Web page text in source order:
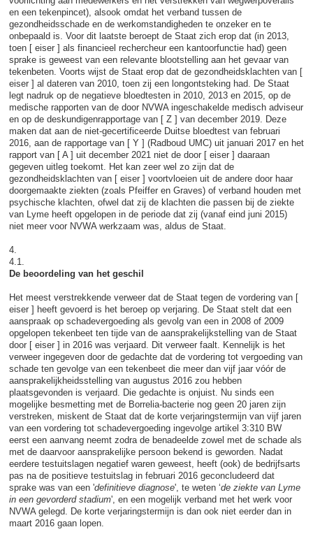
en een tekenpincet), alsook omdat het verband tussen de
gezondheidsschade en de werkomstandigheden te onzeker en te
onbepaald is. Voor dit laatste beroept de Staat zich erop dat (in 2013,
toen [ eiser ] als financieel rechercheur een kantoorfunctie had) geen
sprake is geweest van een relevante blootstelling aan het gevaar van
tekenbeten. Voorts wijst de Staat erop dat de gezondheidsklachten van [
eiser ] al dateren van 2010, toen zij een longontsteking had. De Staat
legt nadruk op de negatieve bloedtesten in 2010, 2013 en 2015, op de
medische rapporten van de door NVWA ingeschakelde medisch adviseur
en op de deskundigenrapportage van [ Z ] van december 2019. Deze
maken dat aan de niet-gecertificeerde Duitse bloedtest van februari
2016, aan de rapportage van [ Y ] (Radboud UMC) uit januari 2017 en het
rapport van [ A ] uit december 2021 niet de door [ eiser ] daaraan
gegeven uitleg toekomt. Het kan zeer wel zo zijn dat de
gezondheidsklachten van [ eiser ] voortvloeien uit de andere door haar
doorgemaakte ziekten (zoals Pfeiffer en Graves) of verband houden met
psychische klachten, ofwel dat zij de klachten die passen bij de ziekte
van Lyme heeft opgelopen in de periode dat zij (vanaf eind juni 2015)
niet meer voor NVWA werkzaam was, aldus de Staat.
4.
4.1.
De beoordeling van het geschil
Het meest verstrekkende verweer dat de Staat tegen de vordering van [
eiser ] heeft gevoerd is het beroep op verjaring. De Staat stelt dat een
aanspraak op schadevergoeding als gevolg van een in 2008 of 2009
opgelopen tekenbeet ten tijde van de aansprakelijkstelling van de Staat
door [ eiser ] in 2016 was verjaard. Dit verweer faalt. Kennelijk is het
verweer ingegeven door de gedachte dat de vordering tot vergoeding van
schade ten gevolge van een tekenbeet die meer dan vijf jaar vóór de
aansprakelijkheidsstelling van augustus 2016 zou hebben
plaatsgevonden is verjaard. Die gedachte is onjuist. Nu sinds een
mogelijke besmetting met de Borrelia-bacterie nog geen 20 jaren zijn
verstreken, miskent de Staat dat de korte verjaringstermijn van vijf jaren
van een vordering tot schadevergoeding ingevolge artikel 3:310 BW
eerst een aanvang neemt zodra de benadeelde zowel met de schade als
met de daarvoor aansprakelijke persoon bekend is geworden. Nadat
eerdere testuitslagen negatief waren geweest, heeft (ook) de bedrijfsarts
pas na de positieve testuitslag in februari 2016 geconcludeerd dat
sprake was van een 'definitieve diagnose', te weten ‘de ziekte van Lyme
in een gevorderd stadium', en een mogelijk verband met het werk voor
NVWA gelegd. De korte verjaringstermijn is dan ook niet eerder dan in
maart 2016 gaan lopen.